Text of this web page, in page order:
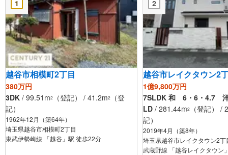
1
越谷市相模町2丁目
380万円
3DK / 99.51m2 （登記） / 41.2m2
（登
記）
1962年12月（築64年）
埼玉県越谷市相模町2丁目
東武伊勢崎線 「越谷」駅 徒歩22分
2
越谷市レイクタウン2
1億9,800万円
7SLDK 和 6・6・4.7
LD / 281.44m2
（登記） /
記）
2019年4月（築8年）
埼玉県越谷市レイクタウン2丁
武蔵野線 「越谷レイクタウン